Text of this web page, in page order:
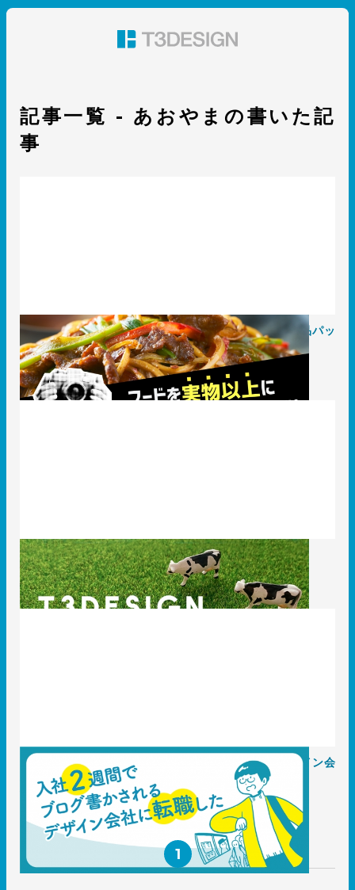
ン 株式会社T3デザイン
記事一覧 - あおやまの書いた記
事
シズル感がカギ！ 実物以上に美味しそうに撮影する 食品パッ
ケージデザインのコツ
2021.10.21 知識 / ノウハウ
2021年T3デザインの年賀状作り！
2021.01.27 T3のコト
〈採用〉入社2週間でブログ書かされるパッケージデザイン会
社に転職した
2020.02.26 社員ブログ
1